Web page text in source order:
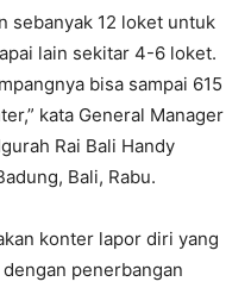
sebanyak 12 loket untuk
lain sekitar 4-6 loket.
bisa sampai 615
kata General Manager
Rai Bali Handy
Bali, Rabu.
konter lapor diri yang
penerbangan